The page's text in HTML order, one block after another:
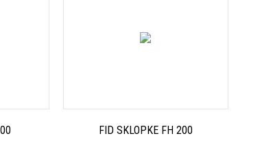
FID SKLOPKE FH 200